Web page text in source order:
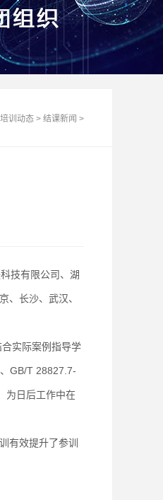
培训动态 > 结课新闻 >
技有限公司、湖
、长沙、武汉、
实际案例指导学
GB/T 28827.7-
为日后工作中在
有效提升了参训